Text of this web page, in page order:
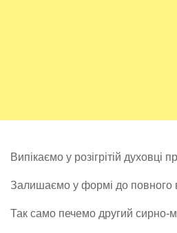
Випікаємо у розігрітій духовці
Залишаємо у формі до повного
Так само печемо другий сирно-